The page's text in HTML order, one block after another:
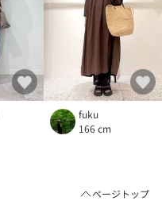
fuku
166 cm
ページトップ